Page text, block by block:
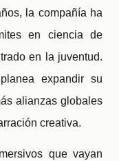
la compañía ha
en ciencia de
en la juventud.
expandir su
alianzas globales
creativa.
que vayan